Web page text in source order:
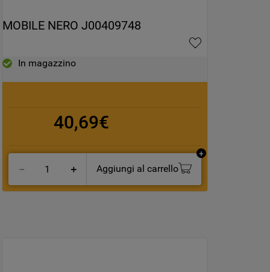
MOBILE NERO J00409748
In magazzino
40,69€
＋
－ Aggiungi al carrello